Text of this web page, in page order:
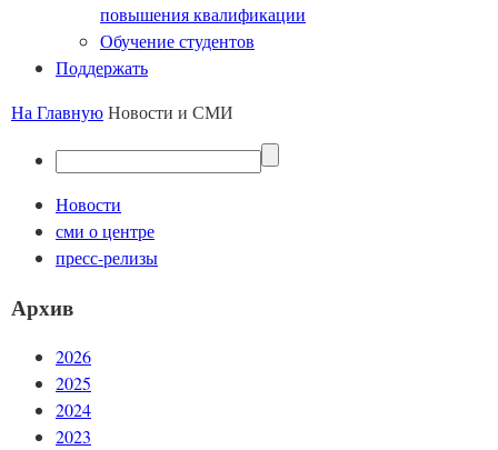
повышения квалификации
Обучение студентов
Поддержать
На ГлавнуюНовости и СМИ
Новости
сми о центре
пресс-релизы
Архив
2026
2025
2024
2023